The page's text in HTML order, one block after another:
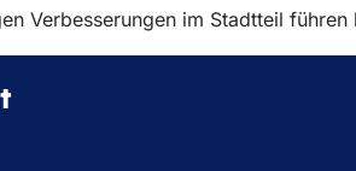
Verbesserungen im Stadtteil